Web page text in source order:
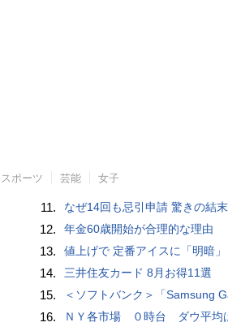
スポーツ 芸能 女子
11. なぜ14回も忌引申請 驚きの結末
12. 年金60歳開始が合理的な理由
13. 値上げで 定番アイスに「明暗」
14. 三井住友カード 8月お得11選
15. ＜ソフトバンク＞「Samsung Galaxy Watch9」「Samsung Galaxy Watch
16. ＮＹ各市場 ０時台 ダウ平均は１８７ドル安 ナスダックは